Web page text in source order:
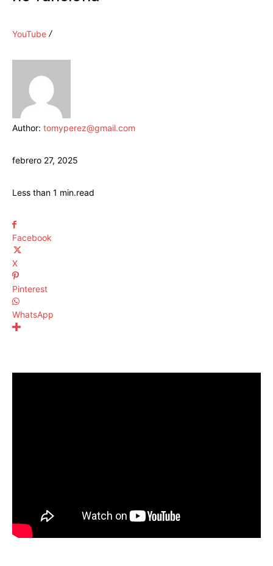
YouTube
Author: tomyperez@gmail.com
febrero 27, 2025
Less than 1 min.read
Facebook
X
Pinterest
WhatsApp